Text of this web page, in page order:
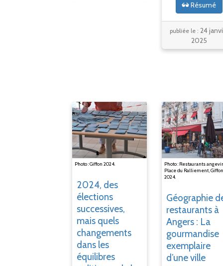
Résumé
publiée le : 24
2025
Photo : Giffon 2024.
2024, des
élections
successives,
mais quels
changements
dans les
équilibres
Photo : Restaurants
Place du Ralliement,
2024.
Géographie
restaurants à
Angers : La
gourmandise
exemplaire
d’une ville